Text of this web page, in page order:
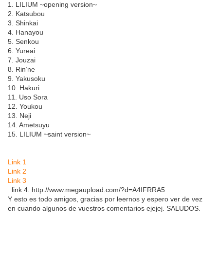
1. LILIUM ~opening version~
2. Katsubou
3. Shinkai
4. Hanayou
5. Senkou
6. Yureai
7. Jouzai
8. Rin’ne
9. Yakusoku
10. Hakuri
11. Uso Sora
12. Youkou
13. Neji
14. Ametsuyu
15. LILIUM ~saint version~
Link 1
Link 2
Link 3
link 4: http://www.megaupload.com/?d=A4IFRRA5
Y esto es todo amigos, gracias por leernos y espero ver de vez
en cuando algunos de vuestros comentarios ejejej. SALUDOS.